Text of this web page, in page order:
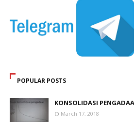
POPULAR POSTS
KONSOLIDASI
March 17, 2018